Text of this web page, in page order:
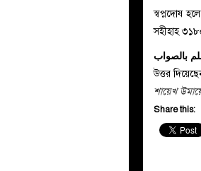
স্বপ্নদোষ
সহীহাহ
بالصواب
উত্তর
শায়েখ
Share this: